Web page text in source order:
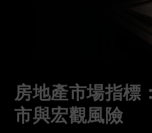
房地產市場指標
市與宏觀風險